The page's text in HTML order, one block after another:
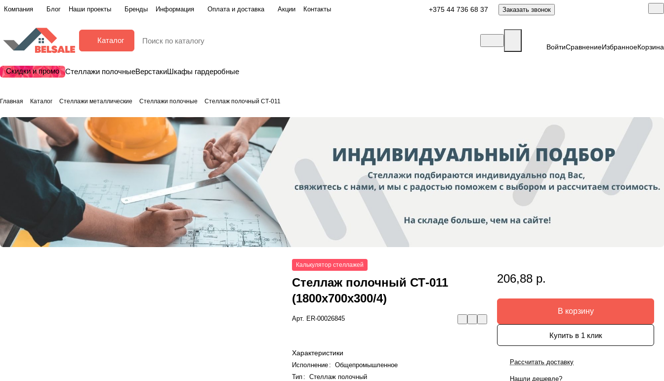
Компания Блог Наши проекты Бренды Информация Оплата и доставка Акции Контакты +375 44 736 68 37 Заказать звонок
Каталог
ВойтиСравнениеИзбранноеКорзина
Скидки и промо Стеллажи полочныеВерстакиШкафы гардеробные
Главная Каталог Стеллажи металлические Стеллажи полочные Стеллаж полочный СТ-011
Калькулятор стеллажей
Стеллаж полочный СТ-011
(1800x700x300/4)
Арт. ER-00026845
Характеристики
Исполнение :
Общепромышленное
Тип :
Стеллаж полочный
206,88 р.
В корзину
Купить в 1 клик
Рассчитать доставку
Нашли дешевле?